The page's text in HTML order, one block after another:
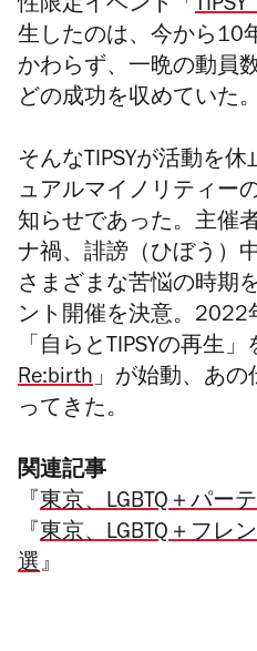
性限定イベント「
生したのは、今から10
かわらず、一晩の動員
どの成功を収めていた。
そんなTIPSYが活動を
ュアルマイノリティー
知らせであった。主催
ナ禍、誹謗（ひぼう）
さまざまな苦悩の時期
ント開催を決意。2022
「自らとTIPSYの再生」
Re:birth」が始動、あの
ってきた。
関連記事
『 東京、LGBTQ＋パー
『 東京、LGBTQ＋フレ
選』